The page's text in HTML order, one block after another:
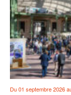
Du 01 septembre 2026